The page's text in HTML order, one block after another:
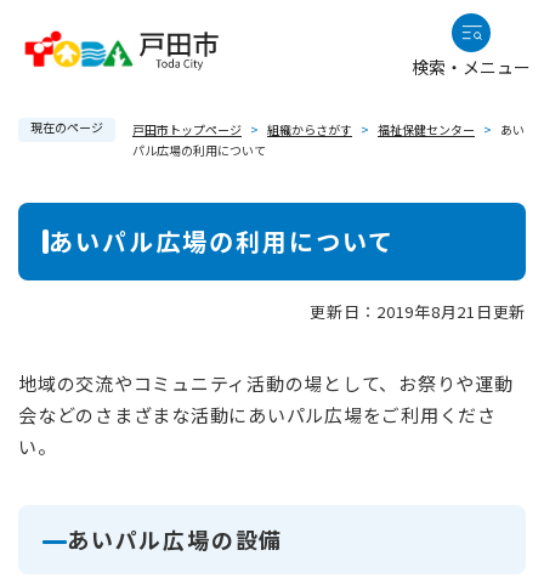
検索・メニュー
現在のページ 戸田市トップページ > 組織からさがす > 福祉保健センター > あい
パル広場の利用について
本
あいパル広場の利用について
更新日：2019年8月21日更新
地域の交流やコミュニティ活動の場として、お祭りや運動
会などのさまざまな活動にあいパル広場をご利用くださ
い。
あいパル広場の設備